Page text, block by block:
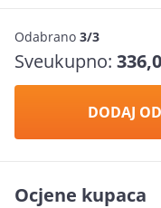
Odabrano 3/3
Sveukupno:
DODAJ
Ocjene kupaca